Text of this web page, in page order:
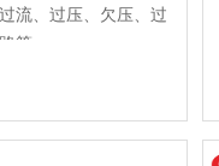
流、过压、欠压、过
等
M5及标准
轨)